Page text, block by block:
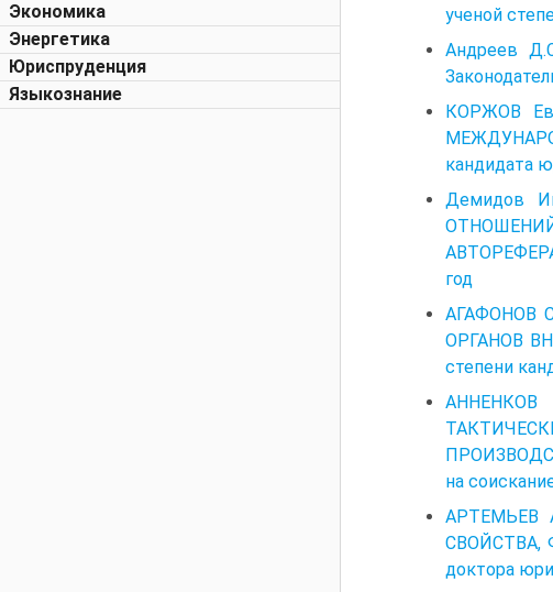
Экономика
Энергетика
Юриспруденция
Языкознание
ученой
Андреев
КОРЖОВ
кандидата
Демидов
год
АГАФОНОВ
ОРГАНОВ
степени
на
АРТЕМЬЕВ
СВОЙСТВА,
доктора